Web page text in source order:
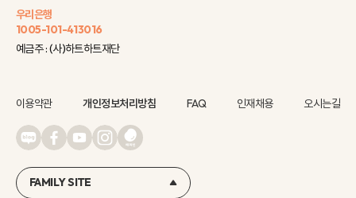
우리은행
1005-101-413016
예금주 : (사)하트하트재단
이용약관 개인정보처리방침 FAQ 인재채용 오시는길
FAMILY SITE